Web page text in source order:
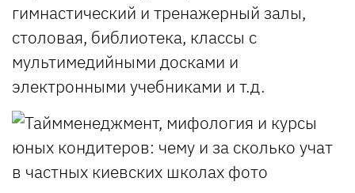
гимнастический и тренажерный залы,
столовая, библиотека, классы с
мультимедийными досками и
электронными учебниками и т.д.